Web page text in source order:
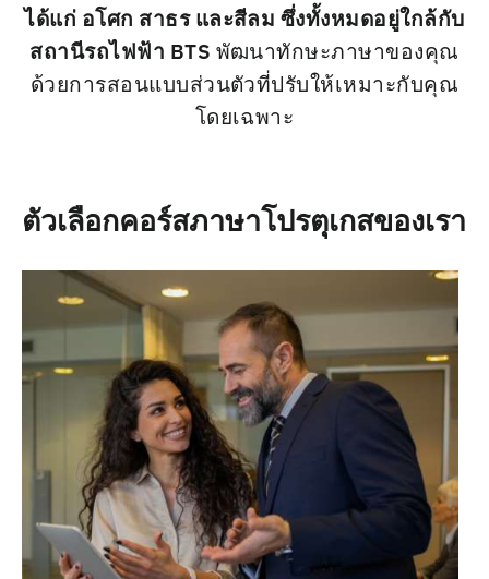
ได้แก่ อโศก สาธร และสีลม ซึ่งทั้งหมดอยู่ใกล้กับ
สถานีรถไฟฟ้า BTS พัฒนาทักษะภาษาของคุณ
ด้วยการสอนแบบส่วนตัวที่ปรับให้เหมาะกับคุณ
โดยเฉพาะ
ตัวเลือกคอร์สภาษาโปรตุเกสของเรา